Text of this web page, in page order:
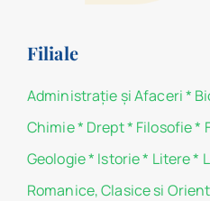
Filiale
Administraţie şi Afaceri*
Chimie* Drept* Filosofie*
Geologie* Istorie* Litere*
Romanice, Clasice si